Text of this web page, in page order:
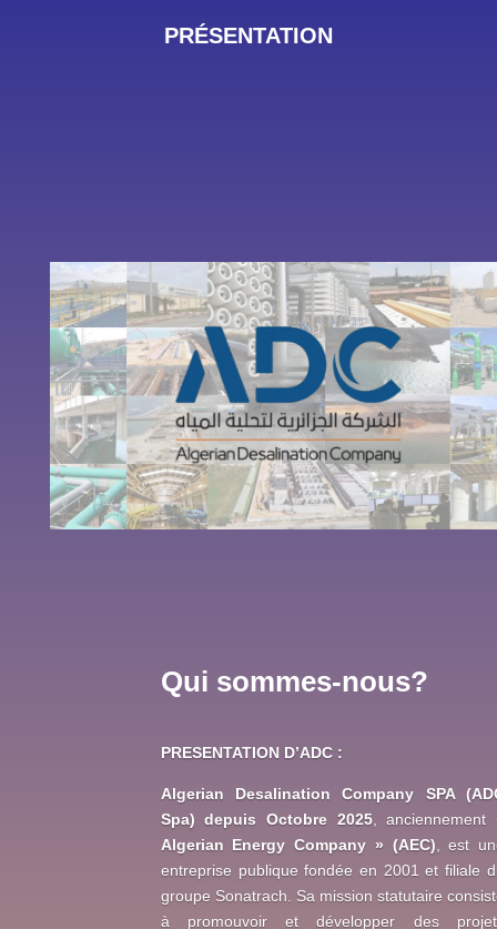
PRÉSENTATION
Qui sommes-nous?
PRESENTATION D’ADC :
Algerian Desalination Company SPA
Spa) depuis Octobre 2025, anciennement
Algerian Energy Company » (AEC), est
entreprise publique fondée en 2001 et filiale
groupe Sonatrach. Sa mission statutaire
à promouvoir et développer des